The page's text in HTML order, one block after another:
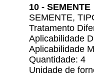
10 - SEMENTE
SEMENTE,
Tratamento
Aplicabilidade
Aplicabilidade
Quantidade: 4
Unidade de